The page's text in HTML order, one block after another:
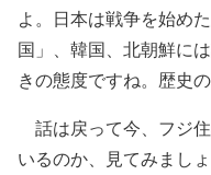
よ。日本は戦争を始め
国」、韓国、北朝鮮に
きの態度ですね。歴史
話は戻って今、フジ
いるのか、見てみまし